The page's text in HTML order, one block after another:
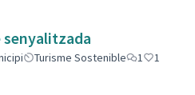
senyalitzada
Turisme Sostenible 1
1